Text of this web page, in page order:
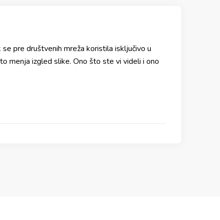
pre društvenih mreža koristila isključivo u
menja izgled slike. Ono što ste vi videli i ono